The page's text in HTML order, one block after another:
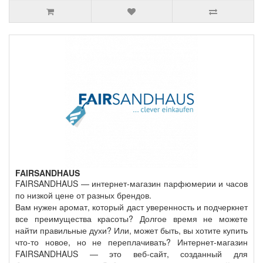
FAIRSANDHAUS
FAIRSANDHAUS — интернет-магазин парфюмерии и часов
по низкой цене от разных брендов.
Вам нужен аромат, который даст уверенность и подчеркнет
все преимущества красоты? Долгое время не можете
найти правильные духи? Или, может быть, вы хотите купить
что-то новое, но не переплачивать? Интернет-магазин
FAIRSANDHAUS — это веб-сайт, созданный для